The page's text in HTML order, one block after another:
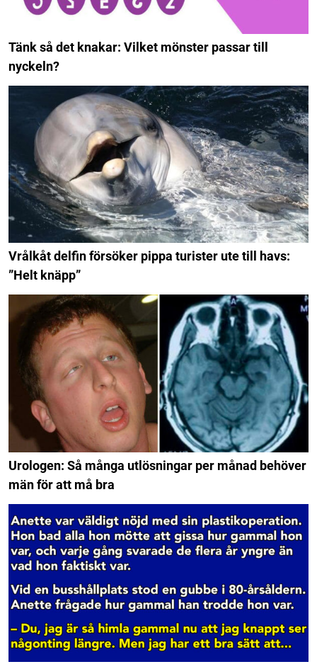
Tänk så det knakar: Vilket mönster passar till
nyckeln?
Vrålkåt delfin försöker pippa turister ute till havs:
”Helt knäpp”
Urologen: Så många utlösningar per månad behöver
män för att må bra